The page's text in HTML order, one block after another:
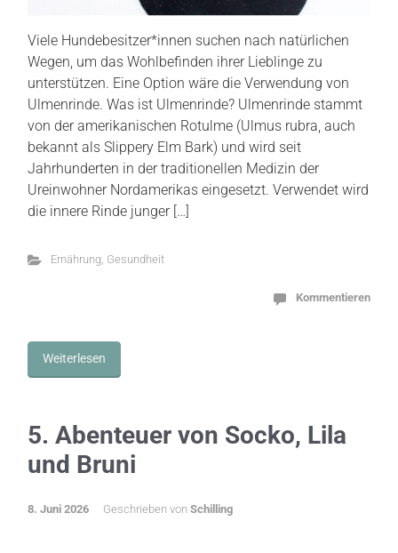
Viele Hundebesitzer*innen suchen nach natürlichen
Wegen, um das Wohlbefinden ihrer Lieblinge zu
unterstützen. Eine Option wäre die Verwendung von
Ulmenrinde. Was ist Ulmenrinde? Ulmenrinde stammt
von der amerikanischen Rotulme (Ulmus rubra, auch
bekannt als Slippery Elm Bark) und wird seit
Jahrhunderten in der traditionellen Medizin der
Ureinwohner Nordamerikas eingesetzt. Verwendet wird
die innere Rinde junger […]
Ernährung, Gesundheit
Kommentieren
Weiterlesen
5. Abenteuer von Socko, Lila
und Bruni
8. Juni 2026 Geschrieben von Schilling